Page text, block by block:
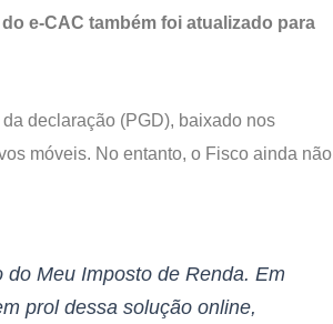
e-CAC também foi atualizado para
declaração (PGD), baixado nos
móveis. No entanto, o Fisco ainda não
do Meu Imposto de Renda. Em
prol dessa solução online,